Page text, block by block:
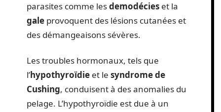
parasites comme lesdemodécies et la
gale provoquent des lésions cutanées et
des démangeaisons sévères.
Les troubles hormonaux, tels que
l’hypothyroïdie et le syndrome de
Cushing, conduisent à des anomalies du
pelage. L’hypothyroïdie est due à un